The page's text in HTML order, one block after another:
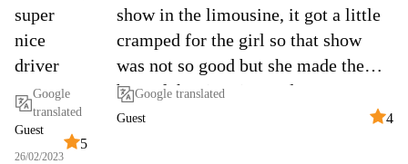
super
nice
driver
Google
translated
Guest
26/02/2023
5
show in the limousine, it got a little
cramped for the girl so that show
was not so good but she made the
best of the situation and we were
happy.
Google translated
Guest
4